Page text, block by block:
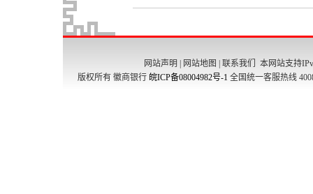
网站声明 网站地图 联系我们
本网站支持
版权所有 徽商银行 皖ICP备08004982号-1 全国统一客服热线